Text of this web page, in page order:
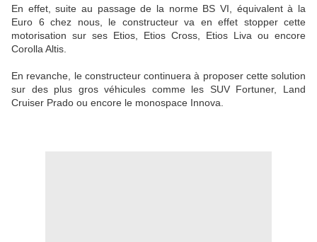
En effet, suite au passage de la norme BS VI, équivalent à la
Euro 6 chez nous, le constructeur va en effet stopper cette
motorisation sur ses Etios, Etios Cross, Etios Liva ou encore
Corolla Altis.
En revanche, le constructeur continuera à proposer cette solution
sur des plus gros véhicules comme les SUV Fortuner, Land
Cruiser Prado ou encore le monospace Innova.